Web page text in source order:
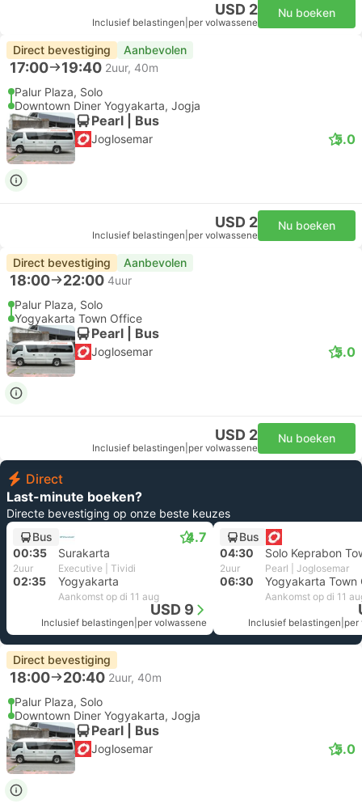
USD 2
Inclusief belastingen per volwassene
Nu boeken
Direct bevestiging Aanbevolen
17:00 19:40 2uur, 40m
Palur Plaza, Solo
Downtown Diner Yogyakarta, Jogja
Pearl | Bus
Joglosemar 5.0
USD 2
Inclusief belastingen per volwassene
Nu boeken
Direct bevestiging Aanbevolen
18:00 22:00 4uur
Palur Plaza, Solo
Yogyakarta Town Office
Pearl | Bus
Joglosemar 5.0
USD 2
Inclusief belastingen per volwassene
Nu boeken
Direct
Last-minute boeken?
Directe bevestiging op onze beste keuzes
Bus
4.7
00:35 Surakarta
2uur Executive | Tividi
02:35 Yogyakarta
Aankomst op di 11 aug
USD 9
Inclusief belastingen per volwassene
Bus
04:30
2uur Pearl | Joglosemar
06:30 Yogyakarta Town
Aankomst op di 11
Inclusief belastingen per
Direct bevestiging
18:00 20:40 2uur, 40m
Palur Plaza, Solo
Downtown Diner Yogyakarta, Jogja
Pearl | Bus
Joglosemar 5.0